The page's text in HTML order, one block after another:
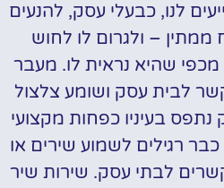
לנו, כבעלי עסק, להנעים
– ולגרום לו לחוש
שהיא נראית לו. מעבר
לבית עסק ושומע צלצול
בעיניו כפחות מקצועי
כבר רגילים לשמוע שירים או
לבתי עסק. שירות שיר